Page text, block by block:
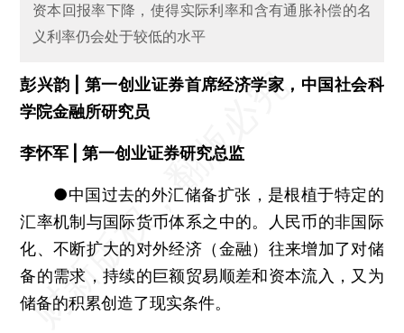
资本回报率下降，使得实际利率和含有通胀补偿的名
义利率仍会处于较低的水平
彭兴韵 | 第一创业证券首席经济学家，中国社会科
学院金融所研究员
李怀军 | 第一创业证券研究总监
●中国过去的外汇储备扩张，是根植于特定的
汇率机制与国际货币体系之中的。人民币的非国际
化、不断扩大的对外经济（金融）往来增加了对储
备的需求，持续的巨额贸易顺差和资本流入，又为
储备的积累创造了现实条件。